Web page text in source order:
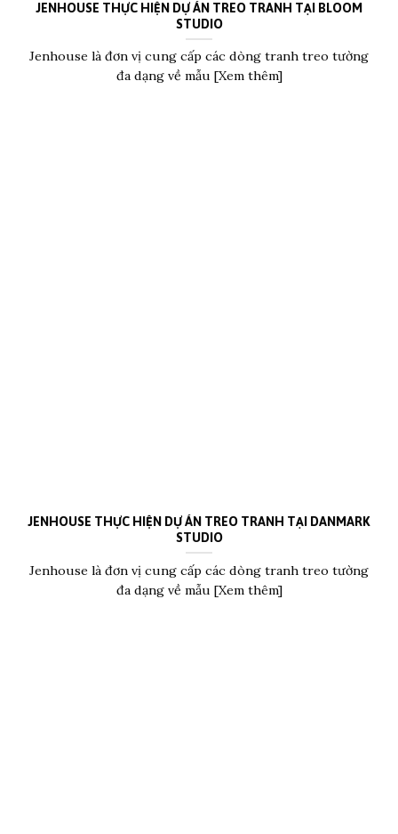
JENHOUSE THỰC HIỆN DỰ ÁN TREO TRANH TẠI BLOOM
STUDIO
Jenhouse là đơn vị cung cấp các dòng tranh treo tường
đa dạng về mẫu [Xem thêm]
JENHOUSE THỰC HIỆN DỰ ÁN TREO TRANH TẠI DANMARK
STUDIO
Jenhouse là đơn vị cung cấp các dòng tranh treo tường
đa dạng về mẫu [Xem thêm]